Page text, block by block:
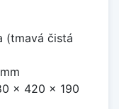
(tmavá čistá
x 420 x 190